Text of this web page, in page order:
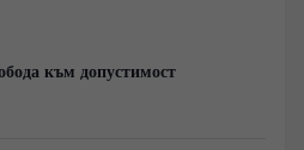
към допустимост